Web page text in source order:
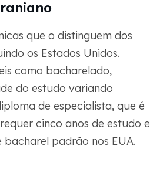
que o distinguem dos
os Estados Unidos.
como bacharelado,
do estudo variando
de especialista, que é
cinco anos de estudo e
padrão nos EUA.